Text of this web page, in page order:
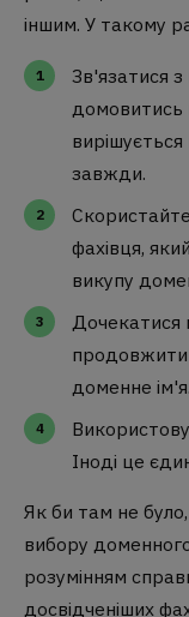
іншим. У такому
Зв'язатися
домовитись
завжди.
фахівця,
викупу
Дочекатися
продовжити
доменне
Іноді це
Як би там не
вибору доменного
розумінням
досвідченіших